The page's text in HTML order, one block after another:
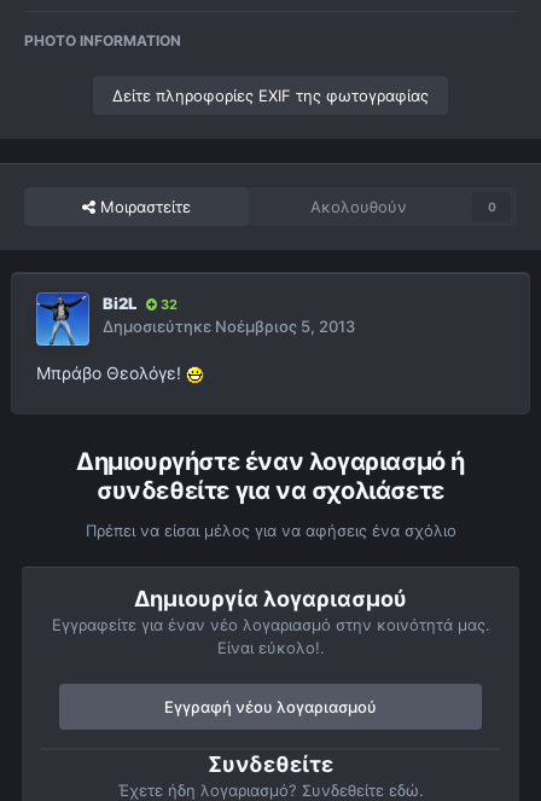
PHOTO INFORMATION
Δείτε πληροφορίες EXIF της φωτογραφίας
Μοιραστείτε Ακολουθούν 0
Bi2L 32
Δημοσιεύτηκε Νοέμβριος 5, 2013
Μπράβο Θεολόγε!
Δημιουργήστε έναν λογαριασμό ή
συνδεθείτε για να σχολιάσετε
Πρέπει να είσαι μέλος για να αφήσεις ένα σχόλιο
Δημιουργία λογαριασμού
Εγγραφείτε για έναν νέο λογαριασμό στην κοινότητά μας.
Είναι εύκολο!.
Εγγραφή νέου λογαριασμού
Συνδεθείτε
Έχετε ήδη λογαριασμό? Συνδεθείτε εδώ.